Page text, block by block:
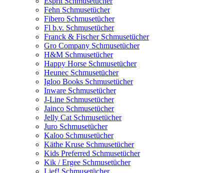
Fehn Schmusetücher
Fibero Schmusetücher
Fl b.v. Schmusetücher
Franck & Fischer Schmusetücher
Gro Company Schmusetücher
H&M Schmusetücher
Happy Horse Schmusetücher
Heunec Schmusetücher
Igloo Books Schmusetücher
Inware Schmusetücher
J-Line Schmusetücher
Jainco Schmusetücher
Jelly Cat Schmusetücher
Juro Schmusetücher
Kaloo Schmusetücher
Käthe Kruse Schmusetücher
Kids Preferred Schmusetücher
Kik / Ergee Schmusetücher
Lief! Schmusetücher